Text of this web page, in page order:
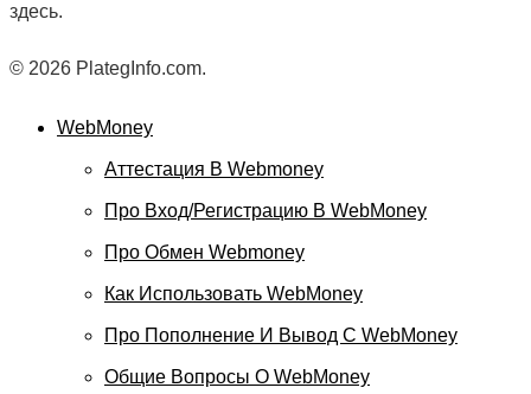
здесь.
© 2026 PlategInfo.com.
WebMoney
Аттестация В Webmoney
Про Вход/регистрацию В WebMoney
Про Обмен Webmoney
Как Использовать WebMoney
Про Пополнение И Вывод С WebMoney
Общие Вопросы О WebMoney